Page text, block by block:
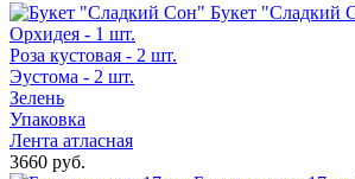
Букет "Сладкий
Орхидея - 1 шт.
Роза кустовая - 2 шт.
Эустома - 2 шт.
Зелень
Упаковка
Лента атласная
3660 руб.